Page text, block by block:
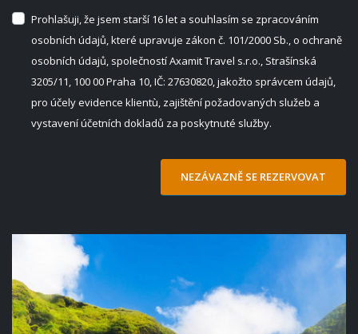
Prohlašuji, že jsem starší 16 let a souhlasím se zpracováním
osobních údajů, které upravuje zákon č. 101/2000 Sb., o ochraně
osobních údajů, společností Axamit Travel s.r.o., Strašínská
3205/11, 100 00 Praha 10, IČ: 27630820, jakožto správcem údajů,
pro účely evidence klientù, zajištění požadovaných služeb a
vystavení účetních dokladů za poskytnuté služby.